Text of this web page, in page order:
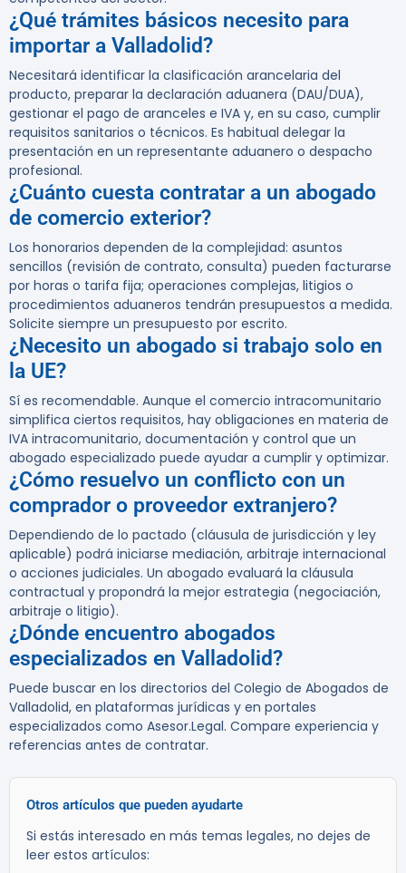
¿Qué trámites básicos necesito para
importar a Valladolid?
Necesitará identificar la clasificación arancelaria del
producto, preparar la declaración aduanera (DAU/DUA),
gestionar el pago de aranceles e IVA y, en su caso, cumplir
requisitos sanitarios o técnicos. Es habitual delegar la
presentación en un representante aduanero o despacho
profesional.
¿Cuánto cuesta contratar a un abogado
de comercio exterior?
Los honorarios dependen de la complejidad: asuntos
sencillos (revisión de contrato, consulta) pueden facturarse
por horas o tarifa fija; operaciones complejas, litigios o
procedimientos aduaneros tendrán presupuestos a medida.
Solicite siempre un presupuesto por escrito.
¿Necesito un abogado si trabajo solo en
la UE?
Sí es recomendable. Aunque el comercio intracomunitario
simplifica ciertos requisitos, hay obligaciones en materia de
IVA intracomunitario, documentación y control que un
abogado especializado puede ayudar a cumplir y optimizar.
¿Cómo resuelvo un conflicto con un
comprador o proveedor extranjero?
Dependiendo de lo pactado (cláusula de jurisdicción y ley
aplicable) podrá iniciarse mediación, arbitraje internacional
o acciones judiciales. Un abogado evaluará la cláusula
contractual y propondrá la mejor estrategia (negociación,
arbitraje o litigio).
¿Dónde encuentro abogados
especializados en Valladolid?
Puede buscar en los directorios del Colegio de Abogados de
Valladolid, en plataformas jurídicas y en portales
especializados como Asesor.Legal. Compare experiencia y
referencias antes de contratar.
Otros artículos que pueden ayudarte
Si estás interesado en más temas legales, no dejes de
leer estos artículos: